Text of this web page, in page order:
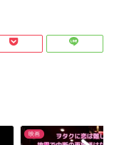
映画